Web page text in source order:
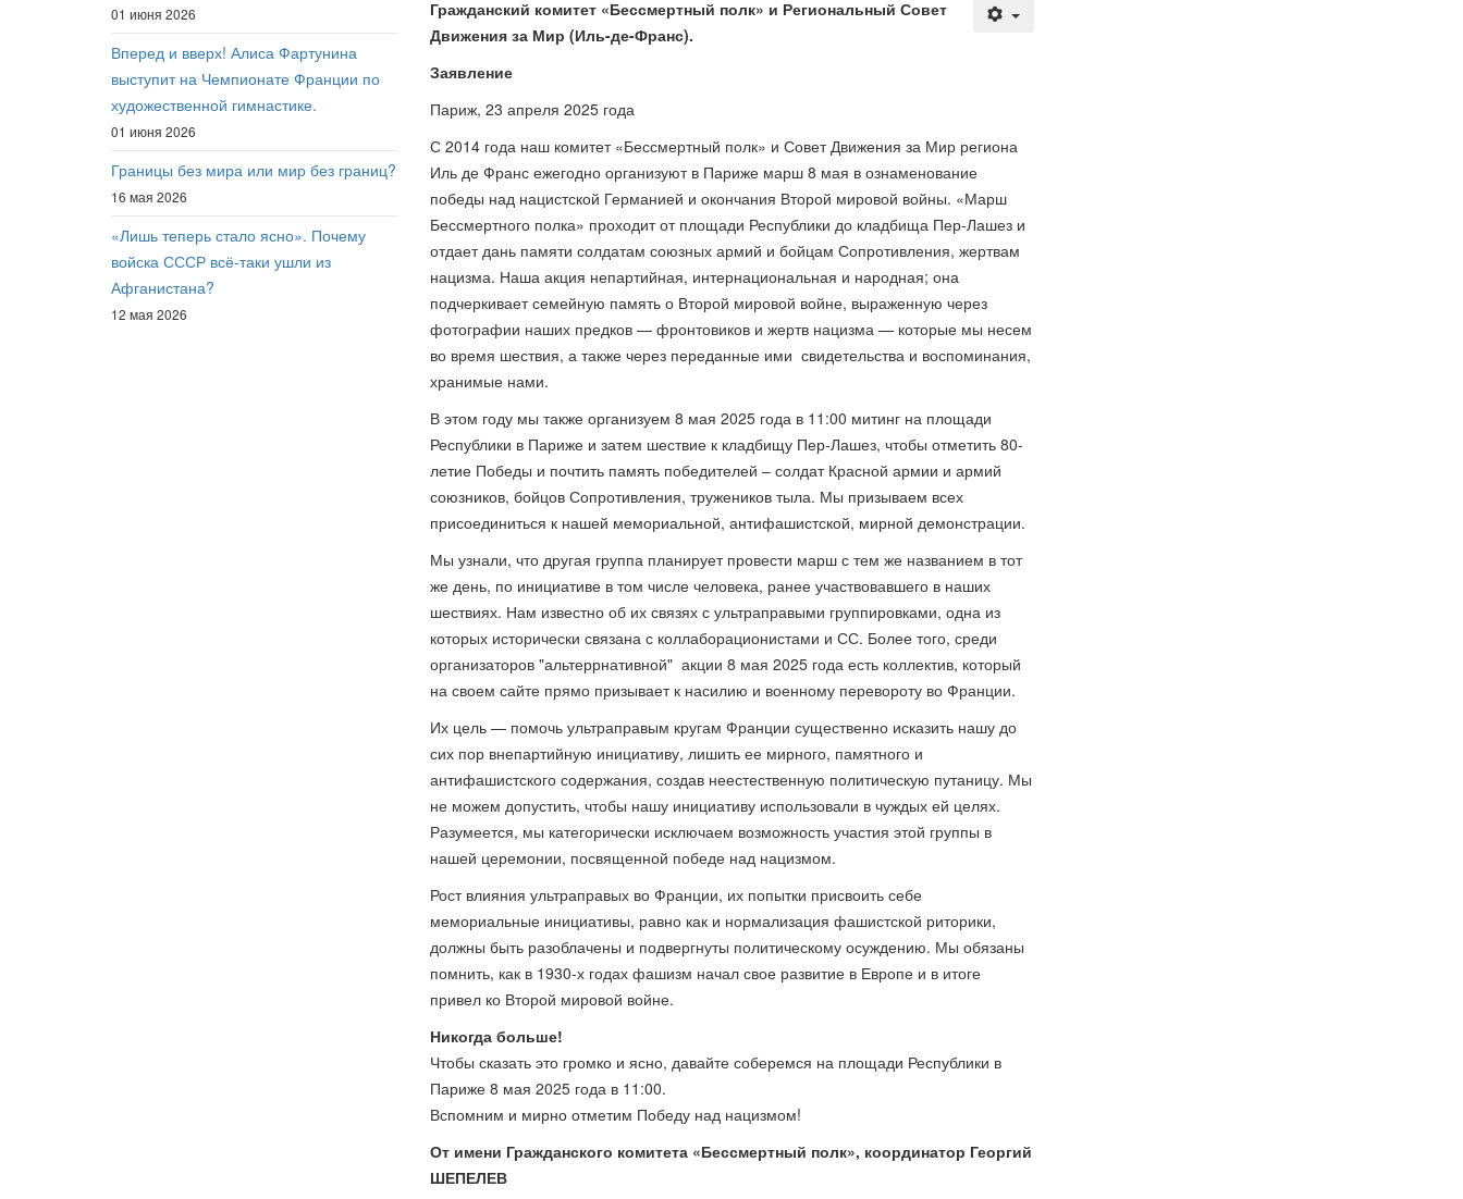
01 июня 2026
Вперед и вверх! Алиса Фартунина
выступит на Чемпионате Франции по
художественной гимнастике.
01 июня 2026
Границы без мира или мир без границ?
16 мая 2026
«Лишь теперь стало ясно». Почему
войска СССР всё-таки ушли из
Афганистана?
12 мая 2026
Гражданский комитет «Бессмертный полк» и Региональный Совет
Движения за Мир (Иль-де-Франс).
Заявление
Париж, 23 апреля 2025 года
С 2014 года наш комитет «Бессмертный полк» и Совет Движения за Мир региона
Иль де Франс ежегодно организуют в Париже марш 8 мая в ознаменование
победы над нацистской Германией и окончания Второй мировой войны. «Марш
Бессмертного полка» проходит от площади Республики до кладбища Пер-Лашез и
отдает дань памяти солдатам союзных армий и бойцам Сопротивления, жертвам
нацизма. Наша акция непартийная, интернациональная и народная; она
подчеркивает семейную память о Второй мировой войне, выраженную через
фотографии наших предков — фронтовиков и жертв нацизма — которые мы несем
во время шествия, а также через переданные ими свидетельства и воспоминания,
хранимые нами.
В этом году мы также организуем 8 мая 2025 года в 11:00 митинг на площади
Республики в Париже и затем шествие к кладбищу Пер-Лашез, чтобы отметить 80-
летие Победы и почтить память победителей – солдат Красной армии и армий
союзников, бойцов Сопротивления, тружеников тыла. Мы призываем всех
присоединиться к нашей мемориальной, антифашистской, мирной демонстрации.
Мы узнали, что другая группа планирует провести марш с тем же названием в тот
же день, по инициативе в том числе человека, ранее участвовавшего в наших
шествиях. Нам известно об их связях с ультраправыми группировками, одна из
которых исторически связана с коллаборационистами и СС. Более того, среди
организаторов "альтеррнативной" акции 8 мая 2025 года есть коллектив, который
на своем сайте прямо призывает к насилию и военному перевороту во Франции.
Их цель — помочь ультраправым кругам Франции существенно исказить нашу до
сих пор внепартийную инициативу, лишить ее мирного, памятного и
антифашистского содержания, создав неестественную политическую путаницу. Мы
не можем допустить, чтобы нашу инициативу использовали в чуждых ей целях.
Разумеется, мы категорически исключаем возможность участия этой группы в
нашей церемонии, посвященной победе над нацизмом.
Рост влияния ультраправых во Франции, их попытки присвоить себе
мемориальные инициативы, равно как и нормализация фашистской риторики,
должны быть разоблачены и подвергнуты политическому осуждению. Мы обязаны
помнить, как в 1930-х годах фашизм начал свое развитие в Европе и в итоге
привел ко Второй мировой войне.
Никогда больше!
Чтобы сказать это громко и ясно, давайте соберемся на площади Республики в
Париже 8 мая 2025 года в 11:00.
Вспомним и мирно отметим Победу над нацизмом!
От имени Гражданского комитета «Бессмертный полк», координатор Георгий
ШЕПЕЛЕВ